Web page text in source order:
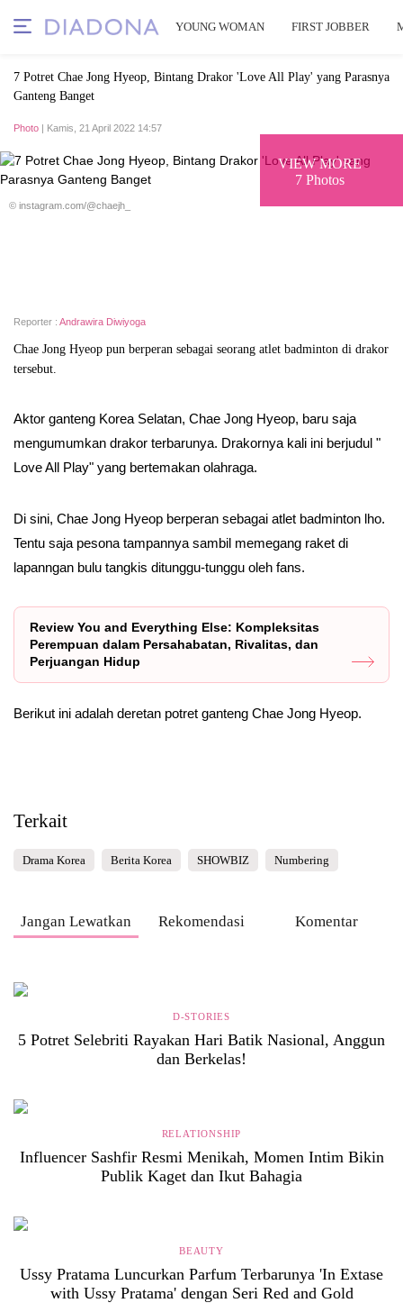
YOUNG WOMAN FIRST JOBBER
7 Potret Chae Jong Hyeop, Bintang Drakor 'Love All Play' yang Parasnya
Ganteng Banget
Photo | Kamis, 21 April 2022 14:57
VIEW MORE
7 Photos
© instagram.com/@chaejh_
Reporter : Andrawira Diwiyoga
Chae Jong Hyeop pun berperan sebagai seorang atlet badminton di drakor
tersebut.
Aktor ganteng Korea Selatan, Chae Jong Hyeop, baru saja
mengumumkan drakor terbarunya. Drakornya kali ini berjudul "
Love All Play" yang bertemakan olahraga.
Di sini, Chae Jong Hyeop berperan sebagai atlet badminton lho.
Tentu saja pesona tampannya sambil memegang raket di
lapanngan bulu tangkis ditunggu-tunggu oleh fans.
Review You and Everything Else: Kompleksitas
Perempuan dalam Persahabatan, Rivalitas, dan
Perjuangan Hidup
Berikut ini adalah deretan potret ganteng Chae Jong Hyeop.
Terkait
Drama Korea Berita Korea SHOWBIZ Numbering
Jangan Lewatkan Rekomendasi Komentar
D-STORIES
5 Potret Selebriti Rayakan Hari Batik Nasional, Anggun
dan Berkelas!
RELATIONSHIP
Influencer Sashfir Resmi Menikah, Momen Intim Bikin
Publik Kaget dan Ikut Bahagia
BEAUTY
Ussy Pratama Luncurkan Parfum Terbarunya 'In Extase
with Ussy Pratama' dengan Seri Red and Gold